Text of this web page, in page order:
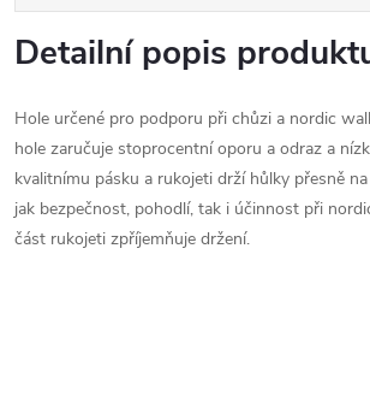
Detailní popis
Hole určené pro podporu při chůzi a nordic
hole zaručuje stoprocentní oporu a odraz a
kvalitnímu pásku a rukojeti drží hůlky přesně
jak bezpečnost, pohodlí, tak i účinnost při
část rukojeti zpříjemňuje držení.